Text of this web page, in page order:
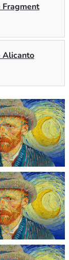
Fragment
Alicanto